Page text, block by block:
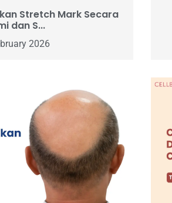
Stretch Mark Secara
dan S...
2026